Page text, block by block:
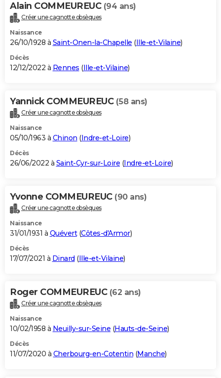
Alain COMMEUREUC (94 ans)
Créer une cagnotte obsèques
Naissance
26/10/1928 à Saint-Onen-la-Chapelle (Ille-et-Vilaine)
Décès
12/12/2022 à Rennes (Ille-et-Vilaine)
Yannick COMMEUREUC (58 ans)
Créer une cagnotte obsèques
Naissance
05/10/1963 à Chinon (Indre-et-Loire)
Décès
26/06/2022 à Saint-Cyr-sur-Loire (Indre-et-Loire)
Yvonne COMMEUREUC (90 ans)
Créer une cagnotte obsèques
Naissance
31/01/1931 à Quévert(Côtes-d'Armor)
Décès
17/07/2021 à Dinard (Ille-et-Vilaine)
Roger COMMEUREUC (62 ans)
Créer une cagnotte obsèques
Naissance
10/02/1958 à Neuilly-sur-Seine (Hauts-de-Seine)
Décès
11/07/2020 à Cherbourg-en-Cotentin (Manche)